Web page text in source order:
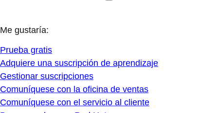
Me gustaría:
Prueba gratis
Adquiere una suscripción de aprendizaje
Gestionar suscripciones
Comuníquese con la oficina de ventas
Comuníquese con el servicio al cliente